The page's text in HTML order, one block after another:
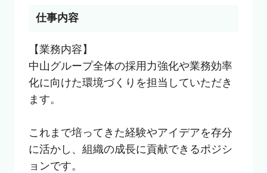
企業の担当者様
仕事内容
【業務内容】
中山グループ全体の採用力強化や業務効率
化に向けた環境づくりを担当していただき
ます。
これまで培ってきた経験やアイデアを存分
に活かし、組織の成長に貢献できるポジシ
ョンです。